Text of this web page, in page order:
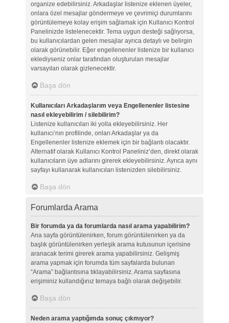
organize edebilirsiniz. Arkadaşlar listenize eklenen üyeler,
onlara özel mesajlar göndermeye ve çevrimiçi durumlarını
görüntülemeye kolay erişim sağlamak için Kullanıcı Kontrol
Panelinizde listelenecektir. Tema uygun desteği sağlıyorsa,
bu kullanıcılardan gelen mesajlar ayrıca detaylı ve belirgin
olarak görünebilir. Eğer engellenenler listenize bir kullanıcı
eklediyseniz onlar tarafından oluşturulan mesajlar
varsayılan olarak gizlenecektir.
Başa dön
Kullanıcıları Arkadaşlarım veya Engellenenler listesine
nasıl ekleyebilirim / silebilirim?
Listenize kullanıcıları iki yolla ekleyebilirsiniz. Her
kullanıcı’nın profilinde, onları Arkadaşlar ya da
Engellenenler listenize eklemek için bir bağlantı olacaktır.
Alternatif olarak Kullanıcı Kontrol Paneliniz’den, direkt olarak
kullanıcıların üye adlarını girerek ekleyebilirsiniz. Ayrıca aynı
sayfayı kullanarak kullanıcıları listenizden silebilirsiniz.
Başa dön
Forumlarda Arama
Bir forumda ya da forumlarda nasıl arama yapabilirim?
Ana sayfa görüntülenirken, forum görüntülenirken ya da
başlık görüntülenirken yerleşik arama kutusunun içerisine
aranacak terimi girerek arama yapabilirsiniz. Gelişmiş
arama yapmak için forumda tüm sayfalarda bulunan
“Arama” bağlantısına tıklayabilirsiniz. Arama sayfasına
erişiminiz kullandığınız temaya bağlı olarak değişebilir.
Başa dön
Neden arama yaptığımda sonuç çıkmıyor?